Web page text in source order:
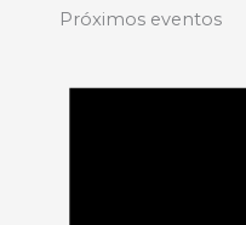
Próximos eventos